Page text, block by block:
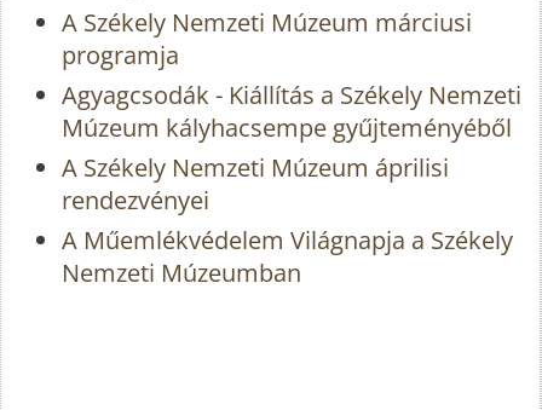
A Székely Nemzeti Múzeum márciusi
programja
Agyagcsodák - Kiállítás a Székely Nemzeti
Múzeum kályhacsempe gyűjteményéből
A Székely Nemzeti Múzeum áprilisi
rendezvényei
A Műemlékvédelem Világnapja a Székely
Nemzeti Múzeumban